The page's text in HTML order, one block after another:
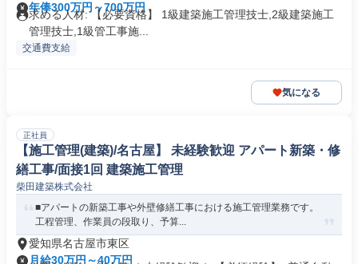
年俸300万円～700万円
求める人材: 【必要資格】 1級建築施工管理技士,2級建築施工
管理技士,1級管工事施...
交通費支給
気になる
正社員
【施工管理(建築)/名古屋】 未経験歓迎 アパート新築・修
繕工事/面接1回 建築施工管理
柴田建築株式会社
■アパートの新築工事や外壁修繕工事における施工管理業務です。
工程管理、作業員の段取り、予算...
愛知県名古屋市東区
月給30万円～40万円